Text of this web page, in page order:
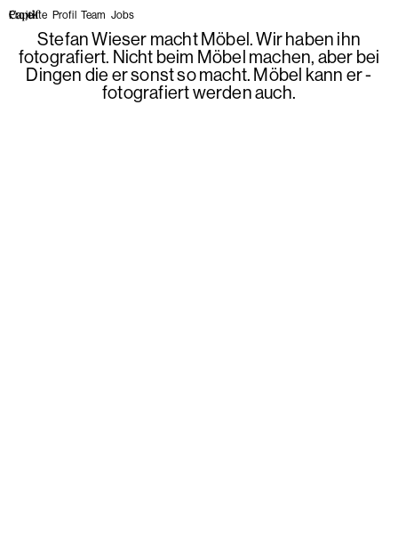
Projekte Profil Team Jobs
Stefan Wieser macht Möbel. Wir haben ihn
fotografiert. Nicht beim Möbel machen, aber bei
Dingen die er sonst so macht. Möbel kann er -
fotografiert werden auch.